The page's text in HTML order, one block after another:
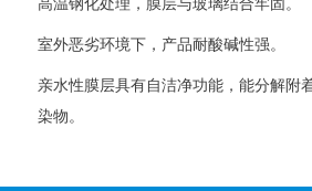
高温钢化处理，膜层与玻璃结合牢固。
室外恶劣环境下，产品耐酸碱性强。
亲水性膜层具有自洁净功能，能分解附
染物。